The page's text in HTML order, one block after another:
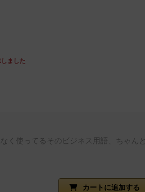
ました
く使ってるそのビジネス用語、ちゃんと
カートに追加する